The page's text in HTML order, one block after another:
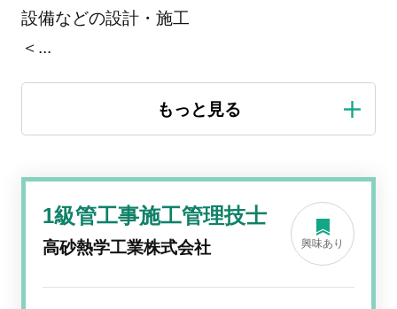
設備などの設計・施工
＜ ...
1級管工事施工管理技士
高砂熱学工業株式会社 興味あり